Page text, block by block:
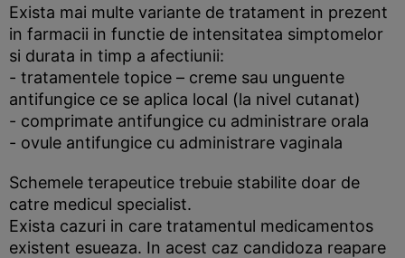
Exista mai multe variante de tratament in prezent
in farmacii in functie de intensitatea simptomelor
si durata in timp a afectiunii:
- tratamentele topice – creme sau unguente
antifungice ce se aplica local (la nivel cutanat)
- comprimate antifungice cu administrare orala
- ovule antifungice cu administrare vaginala
Schemele terapeutice trebuie stabilite doar de
catre medicul specialist.
Exista cazuri in care tratamentul medicamentos
existent esueaza. In acest caz candidoza reapare